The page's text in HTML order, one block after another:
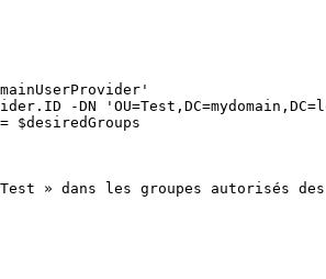
» dans les groupes autorisés